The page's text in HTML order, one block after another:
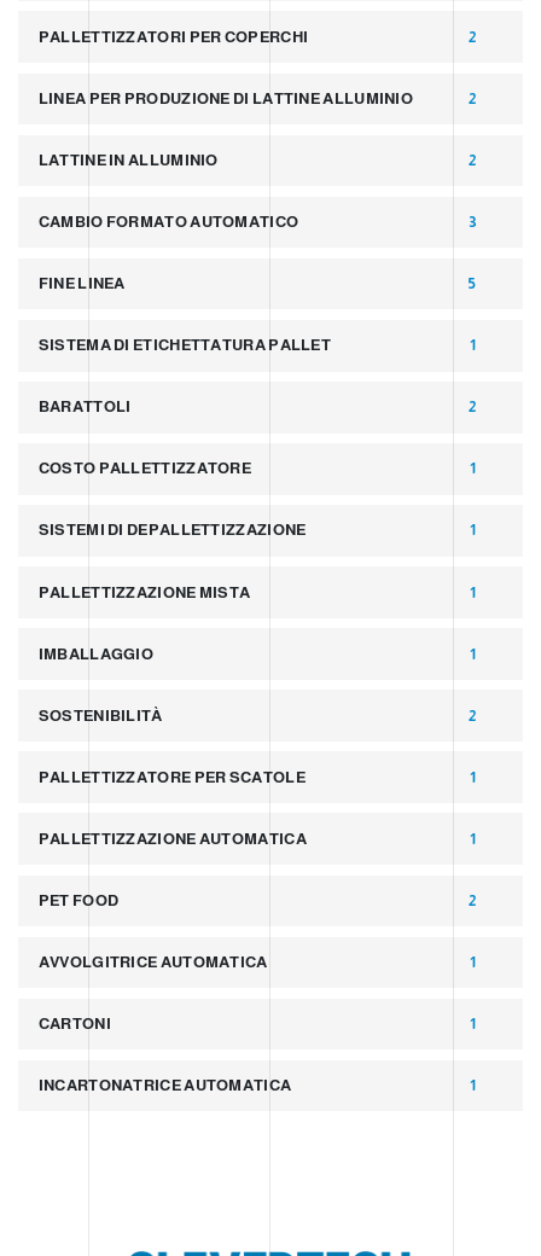
PALLETTIZZATORI PER COPERCHI 2
LINEA PER PRODUZIONE DI LATTINE ALLUMINIO 2
LATTINE IN ALLUMINIO 2
CAMBIO FORMATO AUTOMATICO 3
FINE LINEA 5
SISTEMA DI ETICHETTATURA PALLET 1
BARATTOLI 2
COSTO PALLETTIZZATORE 1
SISTEMI DI DEPALLETTIZZAZIONE 1
PALLETTIZZAZIONE MISTA 1
IMBALLAGGIO 1
SOSTENIBILITÀ 2
PALLETTIZZATORE PER SCATOLE 1
PALLETTIZZAZIONE AUTOMATICA 1
PET FOOD 2
AVVOLGITRICE AUTOMATICA 1
CARTONI 1
INCARTONATRICE AUTOMATICA 1